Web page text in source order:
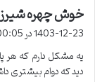
خوش چهره
1403-12-23 در 00:05
یه مشکل دارم که هر
دید که دوام بیشتری